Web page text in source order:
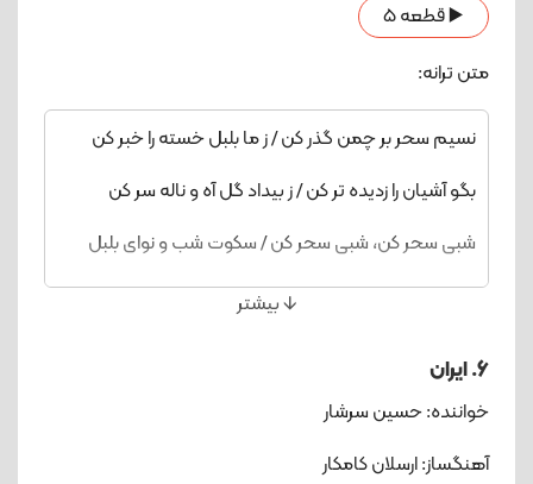
▶️ قطعه 5
متن ترانه:
نسیم سحر بر چمن گذر کن / ز ما بلبل خسته را خبر کن
بگو آشیان را زدیده تر کن / ز بیداد گل آه و ناله سر کن
شبی سحر کن، شبی سحر کن / سکوت شب و نوای بلبل
شکرخنده زد به چهره‎ی گل /کنار بستان، به یاد مستان /
ماه من، دلدار من، تویی غمخوار من، تویی تو / هر کجا
همراه من، تویی دلخواه من،تویی تو
روزی آهم گیرد دامنت، سوزد با منت / گر شود دلم، کوه
🡫 بیشتر
6. ایران
خواننده: حسین سرشار
آهنگساز: ارسلان کامکار